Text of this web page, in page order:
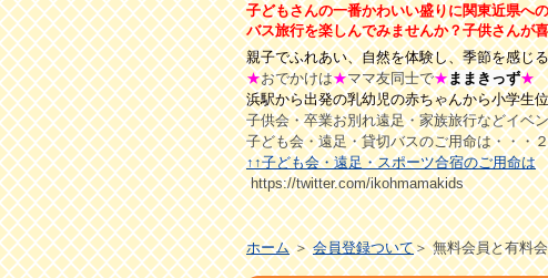
子どもさんの一番かわいい盛りに関東近県へ
バス旅行を楽しんでみませんか？子供さんが
親子でふれあい、自然を体験し、季節を感じ
★おでかけは★ママ友同士で★ままきっず★
浜駅から出発の乳幼児の赤ちゃんから小学生
子供会・卒業お別れ遠足・家族旅行などイベ
子ども会・遠足・貸切バスのご用命は・・・
↑↑子ども会・遠足・スポーツ合宿のご用命は
https://twitter.com/ikohmamakids
ホーム＞会員登録ついて＞ 無料会員と有料